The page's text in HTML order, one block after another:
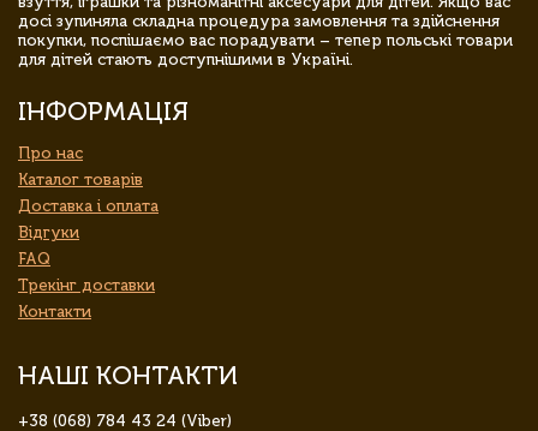
досі зупиняла складна процедура замовлення та здійснення
покупки, поспішаємо вас порадувати – тепер польські товари
для дітей стають доступнішими в Україні.
ІНФОРМАЦІЯ
Про нас
Каталог товарів
Доставка і оплата
Відгуки
FAQ
Трекінг доставки
Контакти
НАШІ КОНТАКТИ
+38 (068) 784 43 24 (Viber)